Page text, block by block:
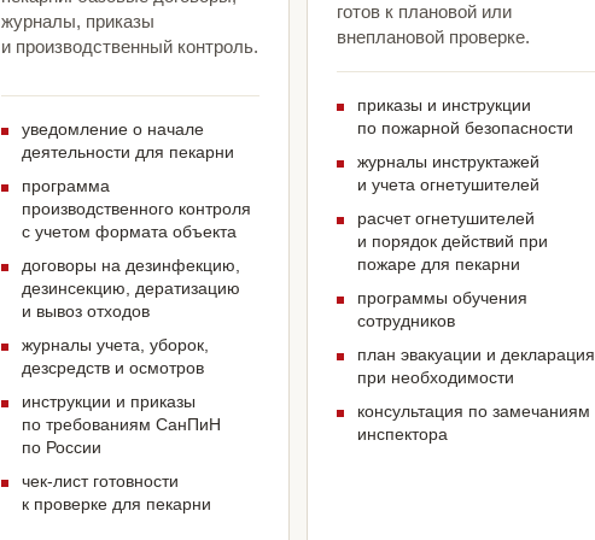
журналы, приказы
и производственный контроль.
уведомление о начале
деятельности для пекарни
программа
производственного контроля
с учетом формата объекта
договоры на дезинфекцию,
дезинсекцию, дератизацию
и вывоз отходов
журналы учета, уборок,
дезсредств и осмотров
инструкции и приказы
по требованиям СанПиН
по России
чек-лист готовности
к проверке для пекарни
готов к плановой или
внеплановой проверке.
приказы и инструкции
по пожарной безопасности
журналы инструктажей
и учета огнетушителей
расчет огнетушителей
и порядок действий при
пожаре для пекарни
программы обучения
сотрудников
план эвакуации и декларация
при необходимости
консультация по замечаниям
инспектора